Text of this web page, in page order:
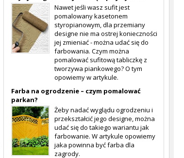
Nawet jeśli wasz sufit jest
pomalowany kasetonem
styropianowym, dla przemiany
designe nie ma ostrej konieczności
jej zmieniać - można udać się do
farbowania. Czym można
pomalować sufitową tabliczkę z
tworzywa piankowego? O tym
opowiemy w artykule.
Farba na ogrodzenie – czym pomalować
parkan?
Żeby nadać wyglądu ogrodzeniu i
przekształcić jego designe, można
udać się do takiego wariantu jak
farbowanie. W artykule opowiemy
jaka powinna być farba dla
zagrody.